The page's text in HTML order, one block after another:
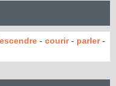
- courir- parler-